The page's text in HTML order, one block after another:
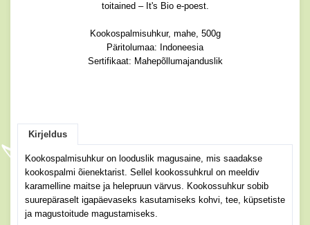
toitained – It's Bio e-poest.
Kookospalmisuhkur, mahe, 500g
Päritolumaa: Indoneesia
Sertifikaat: Mahepõllumajanduslik
Kirjeldus
Kookospalmisuhkur on looduslik magusaine, mis saadakse
kookospalmi õienektarist. Sellel kookossuhkrul on meeldiv
karamelline maitse ja helepruun värvus. Kookossuhkur sobib
suurepäraselt igapäevaseks kasutamiseks kohvi, tee, küpsetiste
ja magustoitude magustamiseks.